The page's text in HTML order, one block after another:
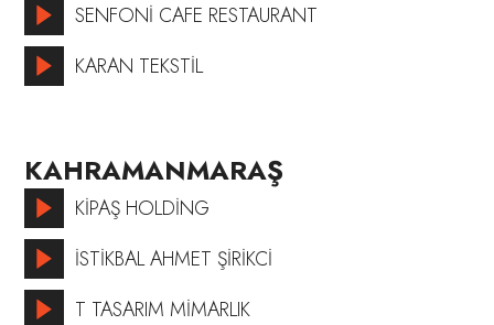
SENFONİ CAFE RESTAURANT
KARAN TEKSTİL
KAHRAMANMARAŞ
KİPAŞ HOLDİNG
İSTİKBAL AHMET ŞİRİKCİ
T TASARIM MİMARLIK